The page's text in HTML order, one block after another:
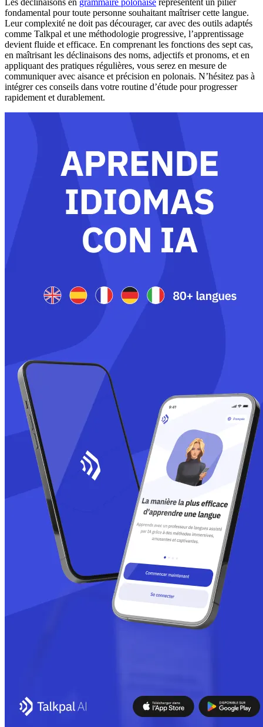
Les déclinaisons en grammaire polonaise représentent un pilier
fondamental pour toute personne souhaitant maîtriser cette langue.
Leur complexité ne doit pas décourager, car avec des outils adaptés
comme Talkpal et une méthodologie progressive, l’apprentissage
devient fluide et efficace. En comprenant les fonctions des sept cas,
en maîtrisant les déclinaisons des noms, adjectifs et pronoms, et en
appliquant des pratiques régulières, vous serez en mesure de
communiquer avec aisance et précision en polonais. N’hésitez pas à
intégrer ces conseils dans votre routine d’étude pour progresser
rapidement et durablement.